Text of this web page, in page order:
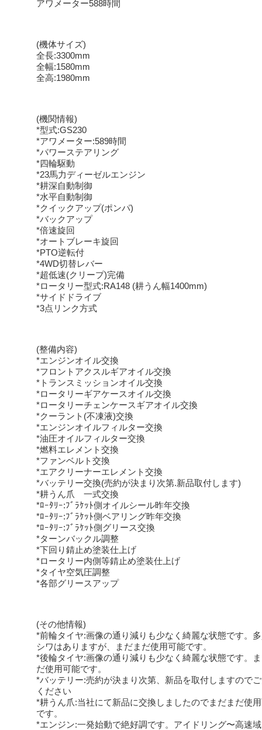
アワメーター588時間
(機体サイズ)
全長:3300mm
全幅:1580mm
全高:1980mm
(機関情報)
*型式:GS230
*アワメーター:589時間
*パワーステアリング
*四輪駆動
*23馬力ディーゼルエンジン
*耕深自動制御
*水平自動制御
*クイックアップ(ポンパ)
*バックアップ
*倍速旋回
*オートブレーキ旋回
*PTO逆転付
*4WD切替レバー
*超低速(クリープ)完備
*ロータリー型式:RA148 (耕うん幅1400mm)
*サイドドライブ
*3点リンク方式
(整備内容)
*エンジンオイル交換
*フロントアクスルギアオイル交換
*トランスミッションオイル交換
*ロータリーギアケースオイル交換
*ロータリーチェンケースギアオイル交換
*クーラント(不凍液)交換
*エンジンオイルフィルター交換
*油圧オイルフィルター交換
*燃料エレメント交換
*ファンベルト交換
*エアクリーナーエレメント交換
*バッテリー交換(売約が決まり次第.新品取付します)
*耕うん爪 一式交換
*ﾛｰﾀﾘｰ:ﾌﾞﾗｹｯﾄ側オイルシール昨年交換
*ﾛｰﾀﾘｰ:ﾌﾞﾗｹｯﾄ側ベアリング昨年交換
*ﾛｰﾀﾘｰ:ﾌﾞﾗｹｯﾄ側グリース交換
*ターンバックル調整
*下回り錆止め塗装仕上げ
*ロータリー内側等錆止め塗装仕上げ
*タイヤ空気圧調整
*各部グリースアップ
(その他情報)
*前輪タイヤ:画像の通り減りも少なく綺麗な状態です。
シワはありますが、まだまだ使用可能です。
*後輪タイヤ:画像の通り減りも少なく綺麗な状態です。
だ使用可能です。
*バッテリー:売約が決まり次第、新品を取付しますので
ください
*耕うん爪:当社にて新品に交換しましたのでまだまだ使
です。
*エンジン:一発始動で絶好調です。アイドリング〜高速